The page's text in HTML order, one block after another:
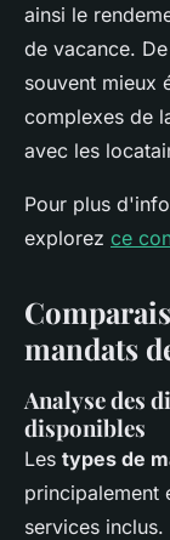
ainsi le
de vacance.
souvent mieux
complexes de
avec les
Pour plus
explorez ce
mandats
Analyse des
disponibles
Les types de
principalement
services